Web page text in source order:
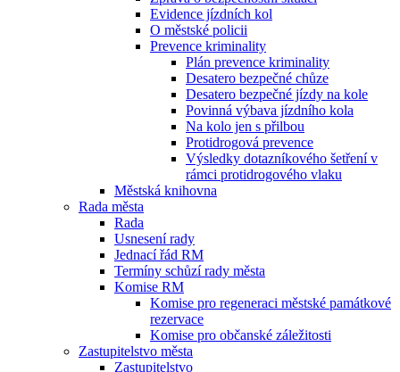
Evidence jízdních kol
O městské policii
Prevence kriminality
Plán prevence kriminality
Desatero bezpečné chůze
Desatero bezpečné jízdy na kole
Povinná výbava jízdního kola
Na kolo jen s přilbou
Protidrogová prevence
Výsledky dotazníkového šetření v
rámci protidrogového vlaku
Městská knihovna
Rada města
Rada
Usnesení rady
Jednací řád RM
Termíny schůzí rady města
Komise RM
Komise pro regeneraci městské památkové
rezervace
Komise pro občanské záležitosti
Zastupitelstvo města
Zastupitelstvo